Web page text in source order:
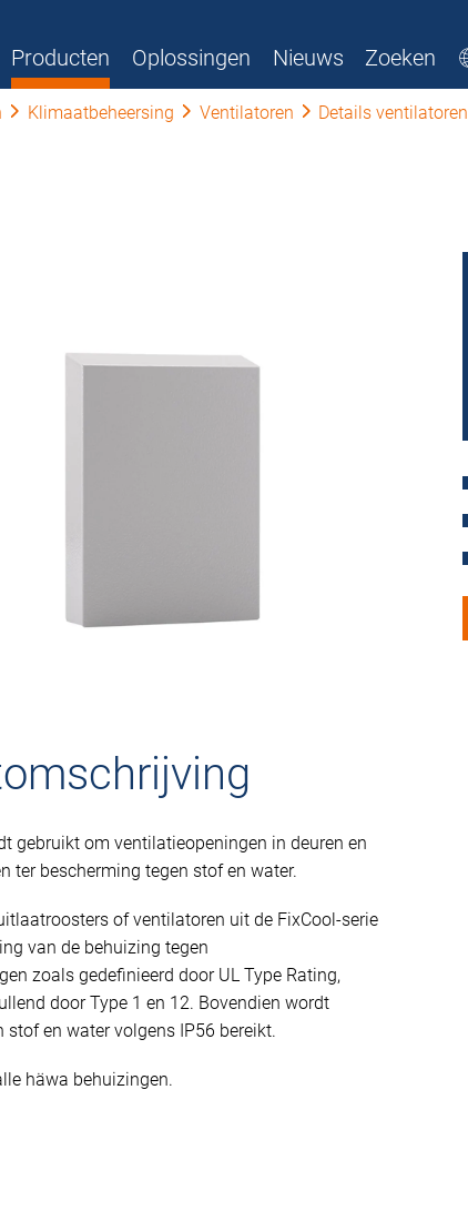
Producten Oplossingen Nieuws Zoeken
Klimaatbeheersing Ventilatoren Details ventilatoren
gebruikt om ventilatieopeningen in deuren en
ter bescherming tegen stof en water.
of ventilatoren uit de FixCool-serie
van de behuizing tegen
zoals gedefinieerd door UL Type Rating,
door Type 1 en 12. Bovendien wordt
stof en water volgens IP56 bereikt.
häwa behuizingen.